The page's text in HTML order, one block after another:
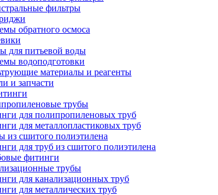
фильтры
обратного осмоса
для питьевой воды
водоподготовки
материалы и реагенты
и запчасти
трубы
для полипропиленовых труб
для металлопластиковых труб
из сшитого полиэтилена
для труб из сшитого полиэтилена
фитинги
трубы
для канализационных труб
для металлических труб